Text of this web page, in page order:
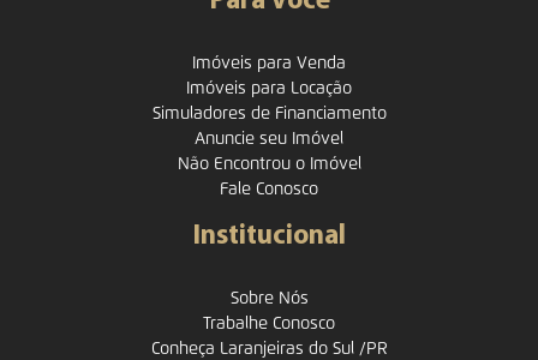
Imóveis para Venda
Imóveis para Locação
Simuladores de Financiamento
Anuncie seu Imóvel
Não Encontrou o Imóvel
Fale Conosco
Institucional
Sobre Nós
Trabalhe Conosco
Conheça Laranjeiras do Sul /PR